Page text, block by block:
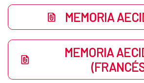
MEMORIA
MEMORIA